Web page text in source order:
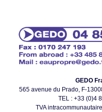
GEDO
565 avenue du Prado, F-
TEL : +33 (0)4
TVA